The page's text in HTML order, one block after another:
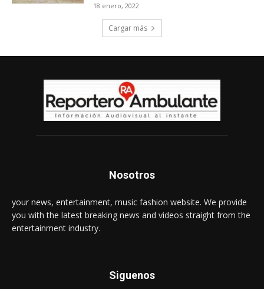
18 enero, 2022
Cargar más
Nosotros
your news, entertainment, music fashion website. We provide
you with the latest breaking news and videos straight from the
entertainment industry.
Siguenos